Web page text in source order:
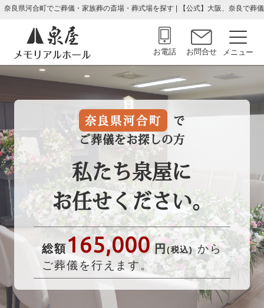
奈良県河合町でご葬儀・家族葬の斎場・葬式場を探す | 【公式】大阪、奈良で
お電話 お問合せ
奈良県河合町
で
ご葬儀をお探しの方
私たち泉屋に
お任せください。
総額165,000 円 (税込) から
ご葬儀を行えます。